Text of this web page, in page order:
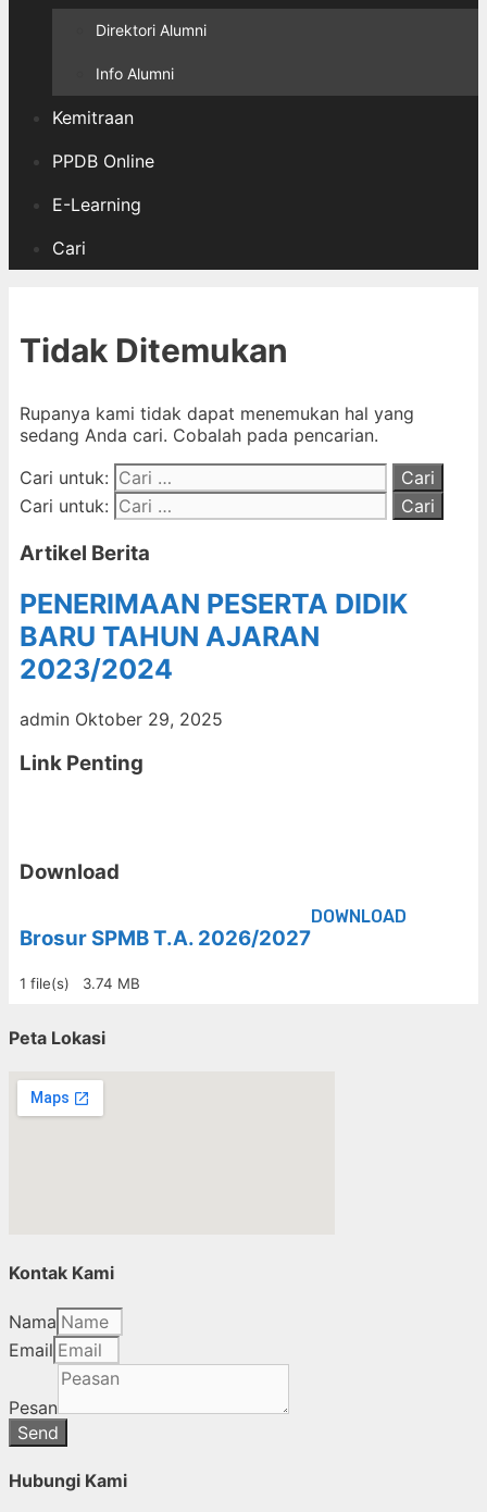
Direktori Alumni
Info Alumni
Kemitraan
PPDB Online
E-Learning
Cari
Tidak Ditemukan
Rupanya kami tidak dapat menemukan hal yang
sedang Anda cari. Cobalah pada pencarian.
Cari untuk:
Cari untuk:
Artikel Berita
PENERIMAAN PESERTA DIDIK
BARU TAHUN AJARAN
2023/2024
admin Oktober 29, 2025
Link Penting
Download
Brosur SPMB T.A. 2026/2027
1 file(s) 3.74 MB
DOWNLOAD
Peta Lokasi
Kontak Kami
Nama
Email
Pesan
Send
Hubungi Kami